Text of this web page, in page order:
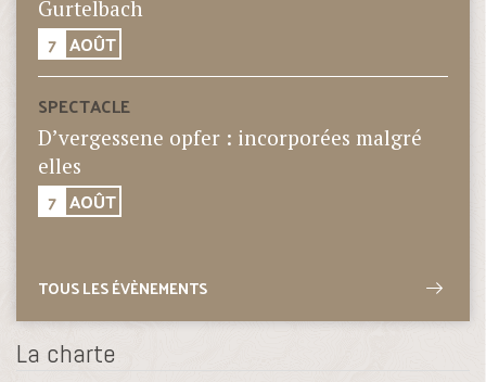
Gurtelbach
7 AOÛT
SPECTACLE
D’vergessene opfer : incorporées malgré
elles
7 AOÛT
TOUS LES ÉVÈNEMENTS
La charte